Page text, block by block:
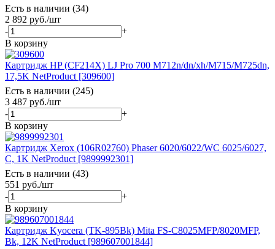
Есть в наличии (34)
2 892 руб./шт
-
+
В корзину
Картридж HP (CF214X) LJ Pro 700 M712n/dn/xh/M715/M725dn,
17,5K NetProduct [309600]
Есть в наличии (245)
3 487 руб./шт
-
+
В корзину
Картридж Xerox (106R02760) Phaser 6020/6022/WC 6025/6027,
C, 1K NetProduct [9899992301]
Есть в наличии (43)
551 руб./шт
-
+
В корзину
Картридж Kyocera (TK-895Bk) Mita FS-C8025MFP/8020MFP,
Bk, 12K NetProduct [989607001844]